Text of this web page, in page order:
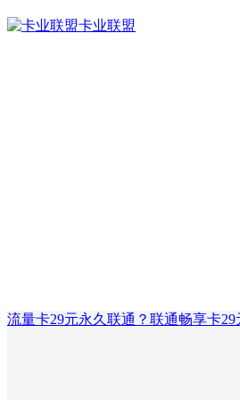
卡业联盟
流量卡29元永久联通？联通畅享卡